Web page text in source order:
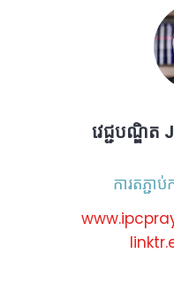
វេជ្ជបណ្ឌិ
ការតភ្ជា